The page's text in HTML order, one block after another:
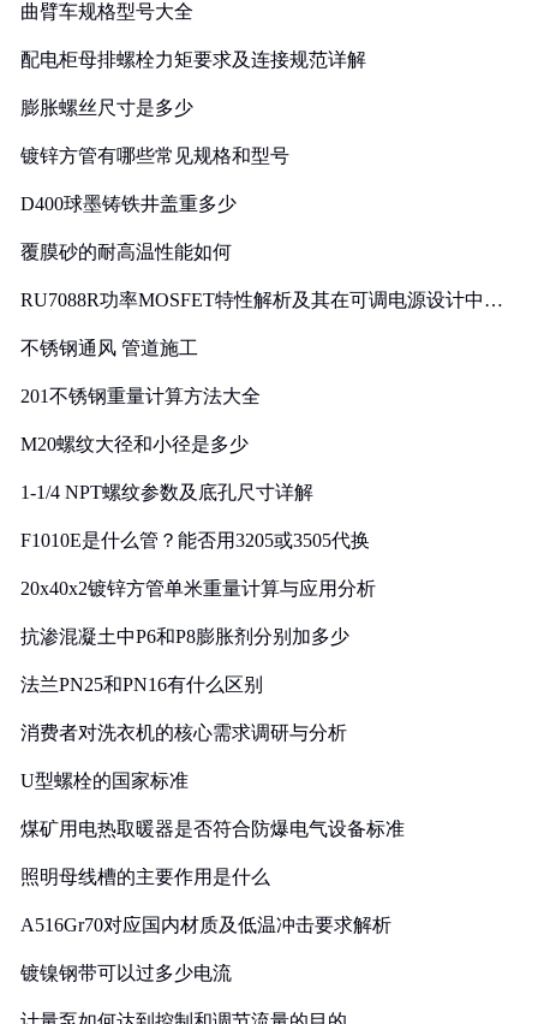
曲臂车规格型号大全
配电柜母排螺栓力矩要求及连接规范详解
膨胀螺丝尺寸是多少
镀锌方管有哪些常见规格和型号
D400球墨铸铁井盖重多少
覆膜砂的耐高温性能如何
RU7088R功率MOSFET特性解析及其在可调电源设计中的
不锈钢通风 管道施工
201不锈钢重量计算方法大全
M20螺纹大径和小径是多少
1-1/4 NPT螺纹参数及底孔尺寸详解
F1010E是什么管？能否用3205或3505代换
20x40x2镀锌方管单米重量计算与应用分析
抗渗混凝土中P6和P8膨胀剂分别加多少
法兰PN25和PN16有什么区别
消费者对洗衣机的核心需求调研与分析
U型螺栓的国家标准
煤矿用电热取暖器是否符合防爆电气设备标准
照明母线槽的主要作用是什么
A516Gr70对应国内材质及低温冲击要求解析
镀镍钢带可以过多少电流